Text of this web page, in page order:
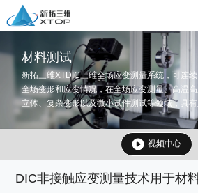
材料测试
新拓三维XTDIC三维全场应变测量系统，可连
全场变形和应变情况，在全场应变测量、高温
立体、复杂变形以及微小试件测试等领域，具
视频中心
DIC非接触应变测量技术用于材